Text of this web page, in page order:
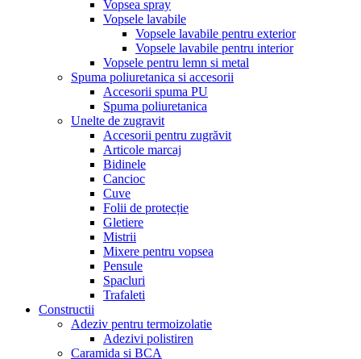
Vopsea spray
Vopsele lavabile
Vopsele lavabile pentru exterior
Vopsele lavabile pentru interior
Vopsele pentru lemn si metal
Spuma poliuretanica si accesorii
Accesorii spuma PU
Spuma poliuretanica
Unelte de zugravit
Accesorii pentru zugrăvit
Articole marcaj
Bidinele
Cancioc
Cuve
Folii de protecție
Gletiere
Mistrii
Mixere pentru vopsea
Pensule
Spacluri
Trafaleti
Constructii
Adeziv pentru termoizolatie
Adezivi polistiren
Caramida si BCA